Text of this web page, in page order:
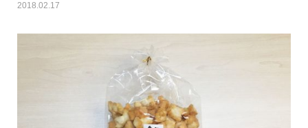
2018.02.17